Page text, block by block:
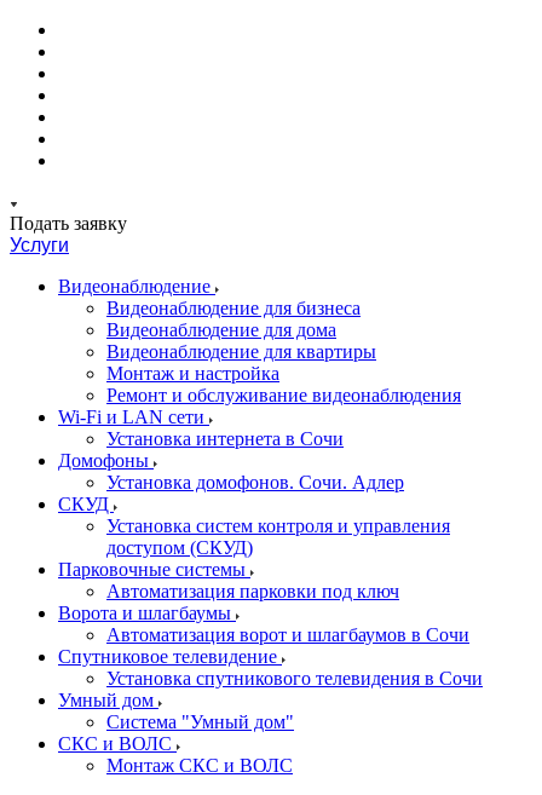
Подать заявку
Услуги
Видеонаблюдение
Видеонаблюдение для бизнеса
Видеонаблюдение для дома
Видеонаблюдение для квартиры
Монтаж и настройка
Ремонт и обслуживание видеонаблюдения
Wi-Fi и LAN сети
Установка интернета в Сочи
Домофоны
Установка домофонов. Сочи. Адлер
СКУД
Установка систем контроля и управления
доступом (СКУД)
Парковочные системы
Автоматизация парковки под ключ
Ворота и шлагбаумы
Автоматизация ворот и шлагбаумов в Сочи
Спутниковое телевидение
Установка спутникового телевидения в Сочи
Умный дом
Система "Умный дом"
СКС и ВОЛС
Монтаж СКС и ВОЛС